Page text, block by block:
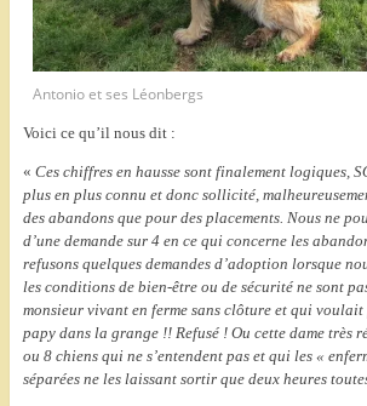
Antonio et ses Léonbergs
Voici ce qu’il nous dit :
« Ces chiffres en hausse sont finalement logiques,
plus en plus connu et donc sollicité,
des abandons que pour des placements. Nous ne
d’une demande sur 4 en ce qui concerne les
refusons quelques demandes d’adoption lorsque
les conditions de bien-être ou de sécurité ne sont
monsieur vivant en ferme sans clôture et qui
papy dans la grange !! Refusé ! Ou cette dame très
ou 8 chiens qui ne s’entendent pas et qui les «
séparées ne les laissant sortir que deux heures